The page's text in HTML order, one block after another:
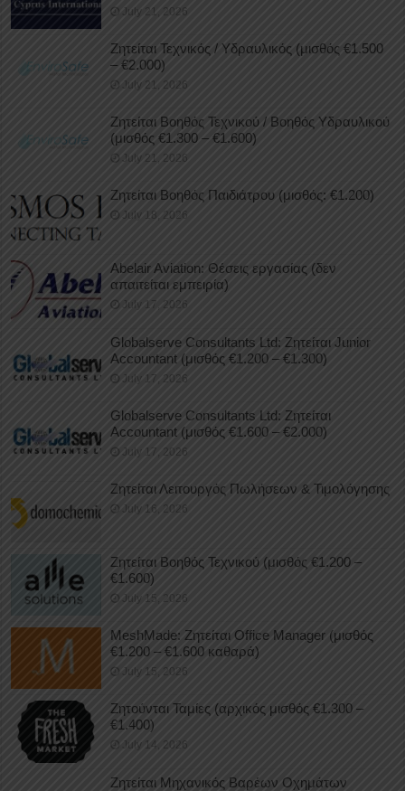
July 21, 2026
Ζητείται Τεχνικός / Υδραυλικός (μισθός €1.500
– €2.000)
July 21, 2026
Ζητείται Βοηθός Τεχνικού / Βοηθός Υδραυλικού
(μισθός €1.300 – €1.600)
July 21, 2026
Ζητείται Βοηθός Παιδιάτρου (μισθός: €1.200)
July 18, 2026
Abelair Aviation: Θέσεις εργασίας (δεν
απαιτείται εμπειρία)
July 17, 2026
Globalserve Consultants Ltd: Ζητείται Junior
Accountant (μισθός €1.200 – €1.300)
July 17, 2026
Globalserve Consultants Ltd: Ζητείται
Accountant (μισθός €1.600 – €2.000)
July 17, 2026
Ζητείται Λειτουργός Πωλήσεων & Τιμολόγησης
July 16, 2026
Ζητείται Βοηθός Τεχνικού (μισθός €1.200 –
€1.600)
July 15, 2026
MeshMade: Ζητείται Office Manager (μισθός
€1.200 – €1.600 καθαρά)
July 15, 2026
Ζητούνται Ταμίες (αρχικός μισθός €1.300 –
€1.400)
July 14, 2026
Ζητείται Μηχανικός Βαρέων Οχημάτων